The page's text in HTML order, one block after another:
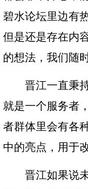
碧水论坛里边有
但是还是存在内
的想法，我们随
晋江一直秉持
就是一个服务者
者群体里会有各
中的亮点，用于
晋江如果说未